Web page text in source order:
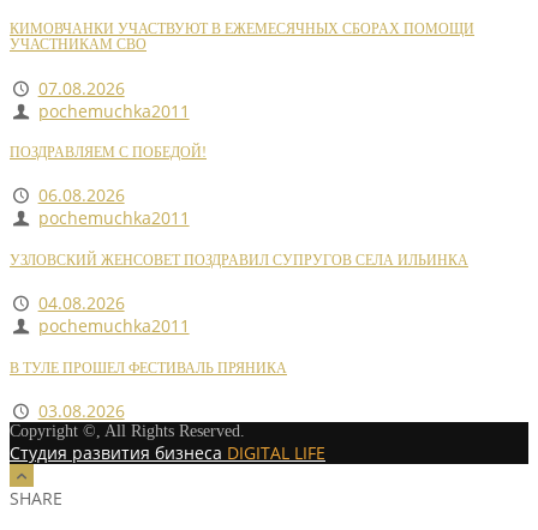
КИМОВЧАНКИ УЧАСТВУЮТ В ЕЖЕМЕСЯЧНЫХ СБОРАХ ПОМОЩИ
УЧАСТНИКАМ СВО
07.08.2026
pochemuchka2011
ПОЗДРАВЛЯЕМ С ПОБЕДОЙ!
06.08.2026
pochemuchka2011
УЗЛОВСКИЙ ЖЕНСОВЕТ ПОЗДРАВИЛ СУПРУГОВ СЕЛА ИЛЬИНКА
04.08.2026
pochemuchka2011
В ТУЛЕ ПРОШЕЛ ФЕСТИВАЛЬ ПРЯНИКА
03.08.2026
Copyright ©, All Rights Reserved.
Студия развития бизнеса DIGITAL LIFE
SHARE